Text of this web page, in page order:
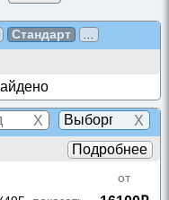
Стандарт
X
X
Подробнее
от